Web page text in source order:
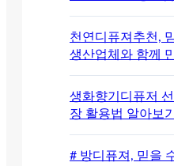
천연디퓨져추천,
생산업체와 함께
생화향기디퓨저
장 활용법 알아보기
# 방디퓨져, 믿을